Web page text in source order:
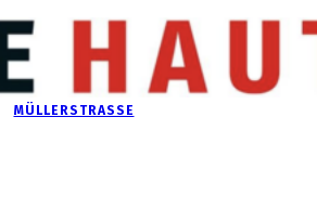
MÜLLERSTRASSE